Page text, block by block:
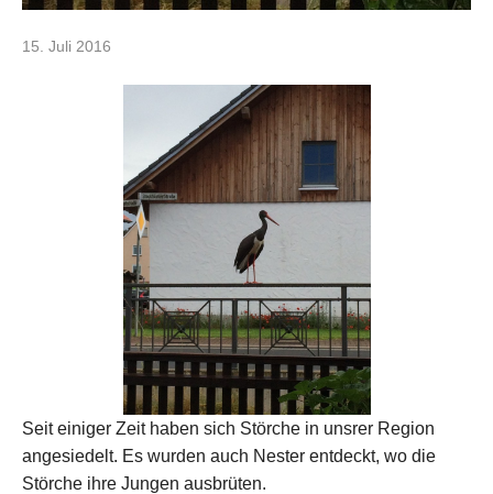
15. Juli 2016
Seit einiger Zeit haben sich Störche in unsrer Region
angesiedelt. Es wurden auch Nester entdeckt, wo die
Störche ihre Jungen ausbrüten.